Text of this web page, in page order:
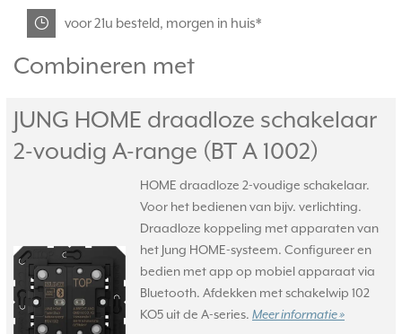
voor 21u besteld, morgen in huis*
Combineren met
JUNG HOME draadloze schakelaar
2-voudig A-range (BT A 1002)
HOME draadloze 2-voudige schakelaar.
Voor het bedienen van bijv. verlichting.
Draadloze koppeling met apparaten van
het Jung HOME-systeem. Configureer en
bedien met app op mobiel apparaat via
Bluetooth. Afdekken met schakelwip 102
KO5 uit de A-series. Meer informatie »